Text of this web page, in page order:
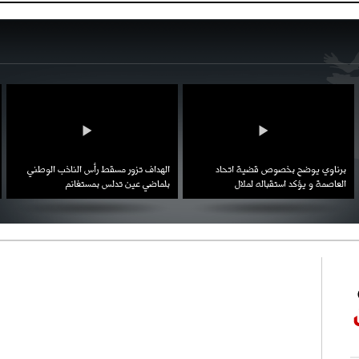
بن زيمة ... كرم كروي قابله لإنتقام عرقي .
احتفال السفارة السعودية في الجزائر بالعيد
الوطني للمملكة